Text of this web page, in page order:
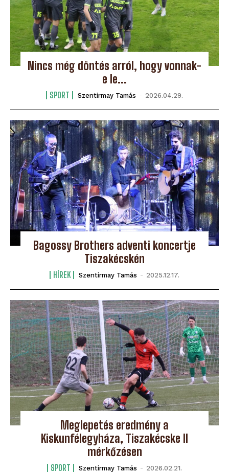
Nincs még döntés arról, hogy vonnak-
e le...
SPORT Szentirmay Tamás - 2026.04.29.
Bagossy Brothers adventi koncertje
Tiszakécskén
HÍREK Szentirmay Tamás - 2025.12.17.
Meglepetés eredmény a
Kiskunfélegyháza, Tiszakécske II
mérkőzésen
SPORT Szentirmay Tamás - 2026.02.21.